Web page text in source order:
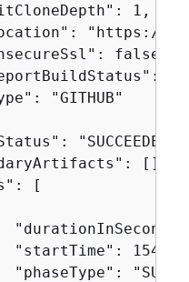
1,
"https://
false,
"GITHUB"
"SUCCEEDED",
[],
[
"startTime":
"phaseType":